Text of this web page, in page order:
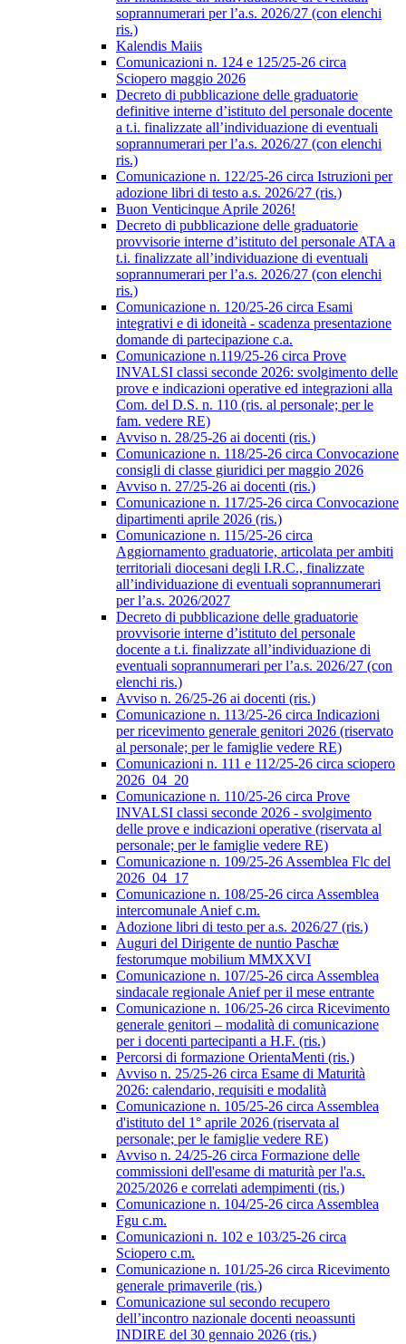
soprannumerari per l’a.s. 2026/27 (con elenchi
ris.)
Kalendis Maiis
Comunicazioni n. 124 e 125/25-26 circa
Sciopero maggio 2026
Decreto di pubblicazione delle graduatorie
definitive interne d’istituto del personale docente
a t.i. finalizzate all’individuazione di eventuali
soprannumerari per l’a.s. 2026/27 (con elenchi
ris.)
Comunicazione n. 122/25-26 circa Istruzioni per
adozione libri di testo a.s. 2026/27 (ris.)
Buon Venticinque Aprile 2026!
Decreto di pubblicazione delle graduatorie
provvisorie interne d’istituto del personale ATA a
t.i. finalizzate all’individuazione di eventuali
soprannumerari per l’a.s. 2026/27 (con elenchi
ris.)
Comunicazione n. 120/25-26 circa Esami
integrativi e di idoneità - scadenza presentazione
domande di partecipazione c.a.
Comunicazione n.119/25-26 circa Prove
INVALSI classi seconde 2026: svolgimento delle
prove e indicazioni operative ed integrazioni alla
Com. del D.S. n. 110 (ris. al personale; per le
fam. vedere RE)
Avviso n. 28/25-26 ai docenti (ris.)
Comunicazione n. 118/25-26 circa Convocazione
consigli di classe giuridici per maggio 2026
Avviso n. 27/25-26 ai docenti (ris.)
Comunicazione n. 117/25-26 circa Convocazione
dipartimenti aprile 2026 (ris.)
Comunicazione n. 115/25-26 circa
Aggiornamento graduatorie, articolata per ambiti
territoriali diocesani degli I.R.C., finalizzate
all’individuazione di eventuali soprannumerari
per l’a.s. 2026/2027
Decreto di pubblicazione delle graduatorie
provvisorie interne d’istituto del personale
docente a t.i. finalizzate all’individuazione di
eventuali soprannumerari per l’a.s. 2026/27 (con
elenchi ris.)
Avviso n. 26/25-26 ai docenti (ris.)
Comunicazione n. 113/25-26 circa Indicazioni
per ricevimento generale genitori 2026 (riservato
al personale; per le famiglie vedere RE)
Comunicazioni n. 111 e 112/25-26 circa sciopero
2026_04_20
Comunicazione n. 110/25-26 circa Prove
INVALSI classi seconde 2026 - svolgimento
delle prove e indicazioni operative (riservata al
personale; per le famiglie vedere RE)
Comunicazione n. 109/25-26 Assemblea Flc del
2026_04_17
Comunicazione n. 108/25-26 circa Assemblea
intercomunale Anief c.m.
Adozione libri di testo per a.s. 2026/27 (ris.)
Auguri del Dirigente de nuntio Paschæ
festorumque mobilium MMXXVI
Comunicazione n. 107/25-26 circa Assemblea
sindacale regionale Anief per il mese entrante
Comunicazione n. 106/25-26 circa Ricevimento
generale genitori – modalità di comunicazione
per i docenti partecipanti a H.F. (ris.)
Percorsi di formazione OrientaMenti (ris.)
Avviso n. 25/25-26 circa Esame di Maturità
2026: calendario, requisiti e modalità
Comunicazione n. 105/25-26 circa Assemblea
d'istituto del 1° aprile 2026 (riservata al
personale; per le famiglie vedere RE)
Avviso n. 24/25-26 circa Formazione delle
commissioni dell'esame di maturità per l'a.s.
2025/2026 e correlati adempimenti (ris.)
Comunicazione n. 104/25-26 circa Assemblea
Fgu c.m.
Comunicazioni n. 102 e 103/25-26 circa
Sciopero c.m.
Comunicazione n. 101/25-26 circa Ricevimento
generale primaverile (ris.)
Comunicazione sul secondo recupero
dell’incontro nazionale docenti neoassunti
INDIRE del 30 gennaio 2026 (ris.)